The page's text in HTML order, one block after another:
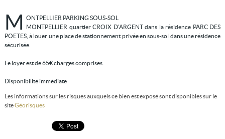
M
ONTPELLIER PARKING SOUS-SOL
MONTPELLIER quartier CROIX D'ARGENT dans la résidence PARC DES
POETES, à louer une place de stationnement privée en sous-sol dans une résidence
sécurisée.
Le loyer est de 65€ charges comprises.
Disponibilité immédiate
Les informations sur les risques auxquels ce bien est exposé sont disponibles sur le
siteGéorisques